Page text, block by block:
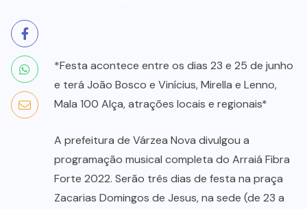
*Festa acontece entre os dias 23 e 25 de junho
e terá João Bosco e Vinícius, Mirella e Lenno,
Mala 100 Alça, atrações locais e regionais*
A prefeitura de Várzea Nova divulgou a
programação musical completa do Arraiá Fibra
Forte 2022. Serão três dias de festa na praça
Zacarias Domingos de Jesus, na sede (de 23 a